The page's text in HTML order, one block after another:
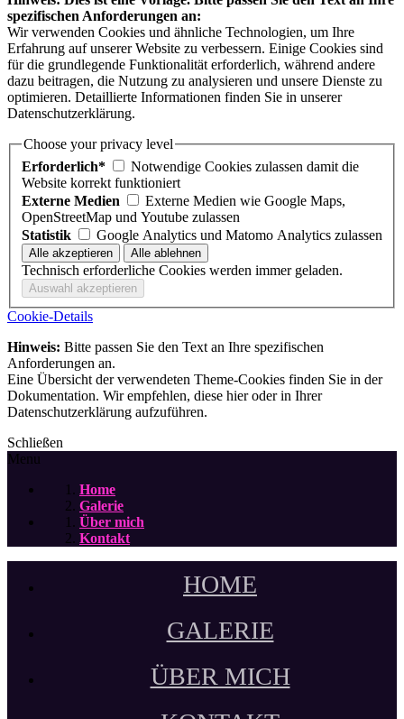
spezifischen Anforderungen an:
Wir verwenden Cookies und ähnliche Technologien, um Ihre
Erfahrung auf unserer Website zu verbessern. Einige Cookies sind
für die grundlegende Funktionalität erforderlich, während andere
dazu beitragen, die Nutzung zu analysieren und unsere Dienste zu
optimieren. Detaillierte Informationen finden Sie in unserer
Datenschutzerklärung.
Choose your privacy level
Erforderlich*
Notwendige Cookies zulassen damit die
Website korrekt funktioniert
Externe Medien
Externe Medien wie Google Maps,
OpenStreetMap und Youtube zulassen
Statistik
Google Analytics und Matomo Analytics zulassen
Technisch erforderliche Cookies werden immer geladen.
Cookie-Details
Hinweis: Bitte passen Sie den Text an Ihre spezifischen
Anforderungen an.
Eine Übersicht der verwendeten Theme-Cookies finden Sie in der
Dokumentation. Wir empfehlen, diese hier oder in Ihrer
Datenschutzerklärung aufzuführen.
Schließen
Menu
Home
Galerie
Über mich
Kontakt
HOME
GALERIE
ÜBER MICH